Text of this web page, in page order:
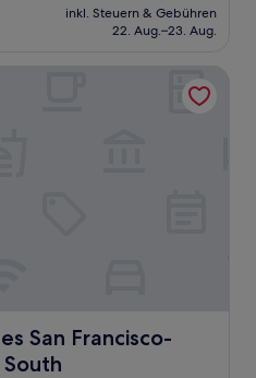
Preis
beträgt
inkl. Steuern & Gebühren
22. Aug.–23. Aug.
San Francisco-
Francisco-Burlingame-
Francisco-Burlingame-Airport